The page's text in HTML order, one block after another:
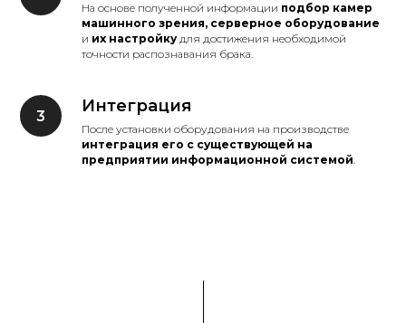
На основе полученной информации подбор камер
машинного зрения, серверное оборудование
и их настройкудля достижения необходимой
точности распознавания брака.
Интеграция
После установки оборудования на производстве
интеграция его с существующей на
предприятии информационной системой.